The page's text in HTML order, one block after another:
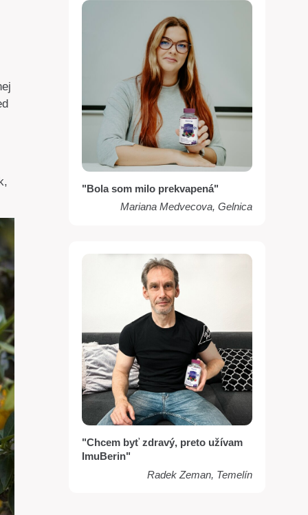
"Bola som milo prekvapená"
Mariana Medvecova, Gelnica
"Chcem byť zdravý, preto užívam
ImuBerin"
Radek Zeman, Temelín